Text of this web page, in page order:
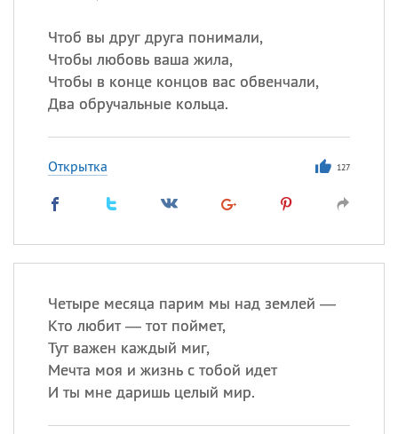
Чтоб вы друг друга понимали,
Чтобы любовь ваша жила,
Чтобы в конце концов вас обвенчали,
Два обручальные кольца.
Открытка 127
Четыре месяца парим мы над землей —
Кто любит — тот поймет,
Тут важен каждый миг,
Мечта моя и жизнь с тобой идет
И ты мне даришь целый мир.